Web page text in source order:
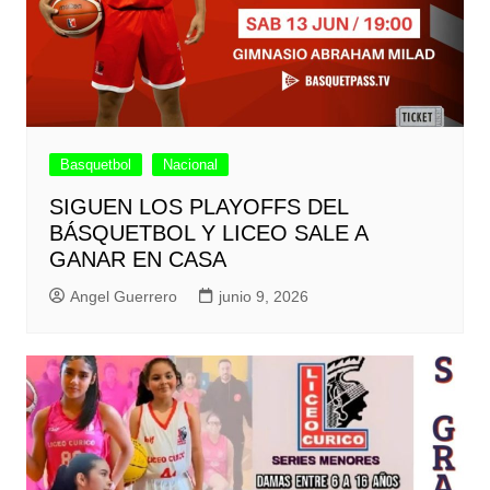
Basquetbol Nacional
SIGUEN LOS PLAYOFFS DEL
BÁSQUETBOL Y LICEO SALE A
GANAR EN CASA
Angel Guerrero junio 9, 2026